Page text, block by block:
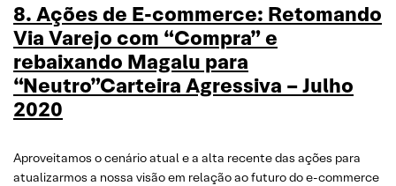
8. Ações de E-commerce: Retomando
Via Varejo com “Compra” e
rebaixando Magalu para
“Neutro”Carteira Agressiva – Julho
2020
Aproveitamos o cenário atual e a alta recente das ações para
atualizarmos a nossa visão em relação ao futuro do e-commerce